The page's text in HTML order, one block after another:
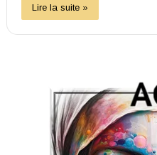
Lire la suite »